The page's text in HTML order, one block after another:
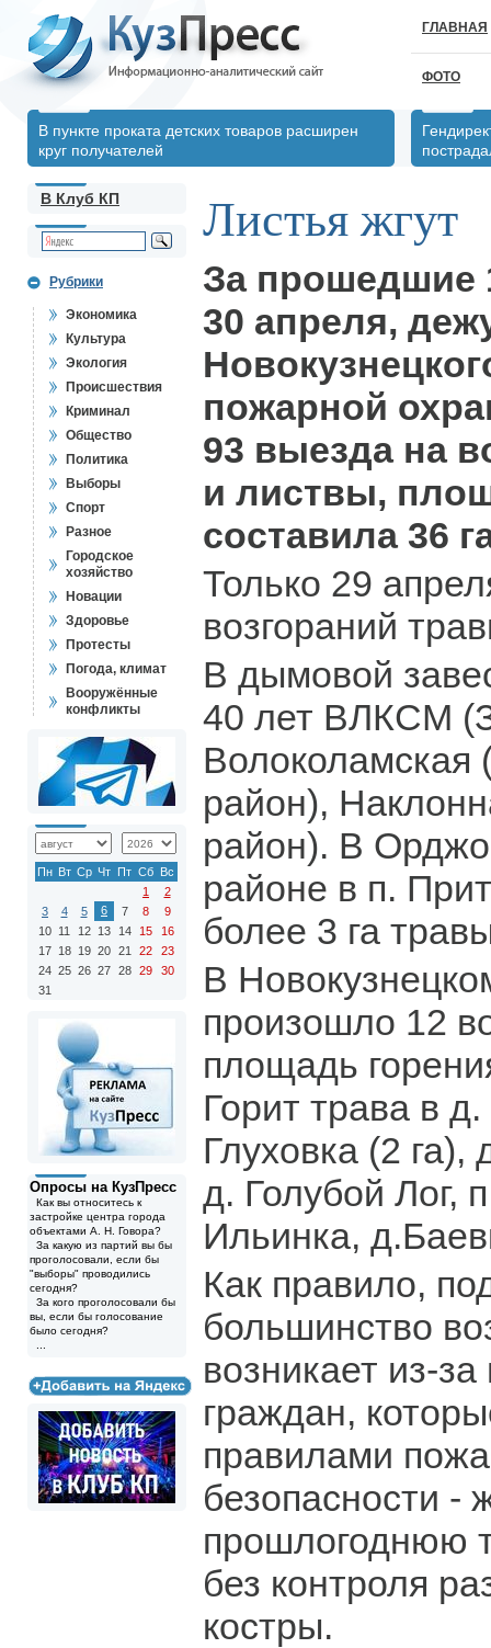
ГЛАВНАЯ
ФОТО
В пункте проката детских товаров расширен
круг получателей
В Клуб КП
Рубрики
Экономика
Культура
Экология
Происшествия
Криминал
Общество
Политика
Выборы
Спорт
Разное
Городское
хозяйство
Новации
Здоровье
Протесты
Погода, климат
Вооружённые
конфликты
Пн Вт Ср Чт Пт Сб Вс
1
2
3
4 5 6 7 8
9
10 11 12 13 14 15
16
17 18 19 20 21 22
23
24 25 26 27 28 29
30
31
Опросы на КузПресс
Как вы относитесь к
застройке центра города
объектами А. Н. Говора?
За какую из партий вы бы
проголосовали, если бы
"выборы" проводились
сегодня?
За кого проголосовали бы
вы, если бы голосование
было сегодня?
Листья жгут
За прошедшие
30 апреля,
пожарной
93 выезда на
и листвы,
составила 36
Только 29
возгораний
В дымовой
40 лет ВЛКСМ
район),
район). В
районе в п.
более 3 га
В
произошло 12
площадь
Горит трава в
Глуховка (2 га),
д. Голубой Лог,
Ильинка,
Как правило,
большинство
возникает из-
граждан,
правилами
безопасности -
прошлогоднюю
без контроля
костры.